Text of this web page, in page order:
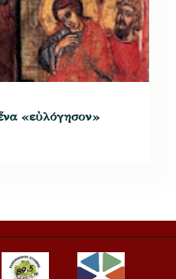
«εὐλόγησον»